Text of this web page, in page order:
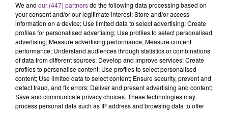
1h45
1h45 1h42
1h42
We and our (447) partnersdo the following data processing based on
your consent and/or our legitimate interest: Store and/or access
information on a device; Use limited data to select advertising; Create
profiles for personalised advertising; Use profiles to select personalised
advertising; Measure advertising performance; Measure content
performance; Understand audiences through statistics or combinations
of data from different sources; Develop and improve services; Create
profiles to personalise content; Use profiles to select personalised
content; Use limited data to select content; Ensure security, prevent and
detect fraud, and fix errors; Deliver and present advertising and content;
Save and communicate privacy choices. These technologies may
process personal data such as IP address and browsing data to offer